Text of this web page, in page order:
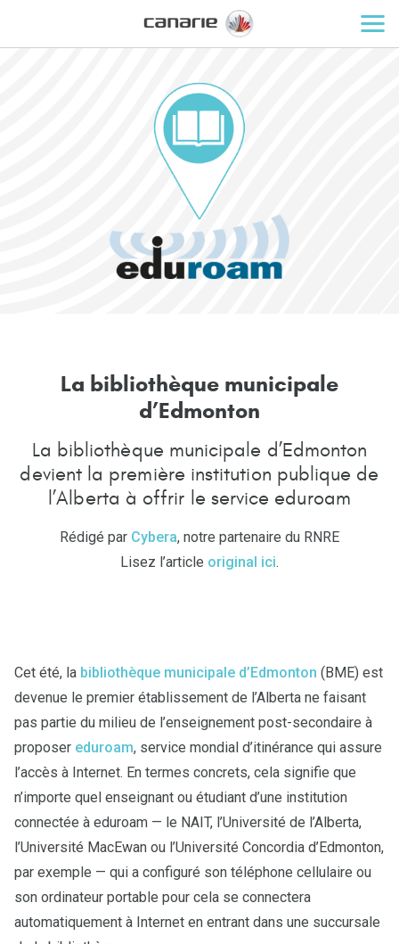
La bibliothèque municipale
d’Edmonton
La bibliothèque municipale d’Edmonton
devient la première institution publique de
l’Alberta à offrir le service eduroam
Rédigé par Cybera, notre partenaire du RNRE
Lisez l’article original ici.
Cet été, la bibliothèque municipale d’Edmonton (BME) est
devenue le premier établissement de l’Alberta ne faisant
pas partie du milieu de l’enseignement post-secondaire à
proposer eduroam, service mondial d’itinérance qui assure
l’accès à Internet. En termes concrets, cela signifie que
n’importe quel enseignant ou étudiant d’une institution
connectée à eduroam — le NAIT, l’Université de l’Alberta,
l’Université MacEwan ou l’Université Concordia d’Edmonton,
par exemple — qui a configuré son téléphone cellulaire ou
son ordinateur portable pour cela se connectera
automatiquement à Internet en entrant dans une succursale